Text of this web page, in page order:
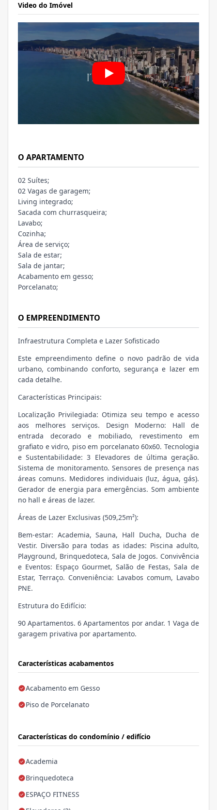
Video do Imóvel
Características acabamentos
Acabamento em Gesso
Piso de Porcelanato
Características do condomínio / edifício
Academia
Brinquedoteca
ESPAÇO FITNESS
O APARTAMENTO
02 Suítes;
02 Vagas de garagem;
Living integrado;
Sacada com churrasqueira;
Lavabo;
Cozinha;
Área de serviço;
Sala de estar;
Sala de jantar;
Acabamento em gesso;
Porcelanato;
O EMPREENDIMENTO
Infraestrutura Completa e Lazer Sofisticado
Este empreendimento define o novo padrão de vida
urbano, combinando conforto, segurança e lazer em
cada detalhe.
Características Principais:
Localização Privilegiada: Otimiza seu tempo e acesso
aos melhores serviços. Design Moderno: Hall de
entrada decorado e mobiliado, revestimento em
grafiato e vidro, piso em porcelanato 60x60. Tecnologia
e Sustentabilidade: 3 Elevadores de última geração.
Sistema de monitoramento. Sensores de presença nas
áreas comuns. Medidores individuais (luz, água, gás).
Gerador de energia para emergências. Som ambiente
no hall e áreas de lazer.
Áreas de Lazer Exclusivas (509,25m²):
Bem-estar: Academia, Sauna, Hall Ducha, Ducha de
Vestir. Diversão para todas as idades: Piscina adulto,
Playground, Brinquedoteca, Sala de Jogos. Convivência
e Eventos: Espaço Gourmet, Salão de Festas, Sala de
Estar, Terraço. Conveniência: Lavabos comum, Lavabo
PNE.
Estrutura do Edifício:
90 Apartamentos. 6 Apartamentos por andar. 1 Vaga de
garagem privativa por apartamento.